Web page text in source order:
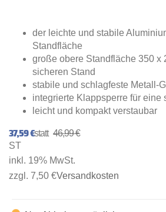
der leichte und stabile
Standfläche
große obere Standfläche 350 x
sicheren Stand
stabile und schlagfeste Metall-
integrierte Klappsperre für eine
leicht und kompakt verstaubar
46,99 €
37,59 €
ST
inkl. 19% MwSt.
zzgl. 7,50 €Versandkosten